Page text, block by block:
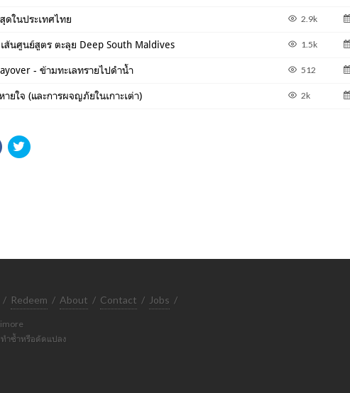
ดในประเทศไทย 2.9k
ส้นศูนย์สูตร ตะลุย Deep South Maldives 1.5k
- ข้ามทะเลทรายไปดำน้ำ 512
ยใจ (และการผจญภัยในเกาะเต่า) 2k
/ Redeem / About / Contact / Jobs /
ำซ้ำหรือดัดแปลง